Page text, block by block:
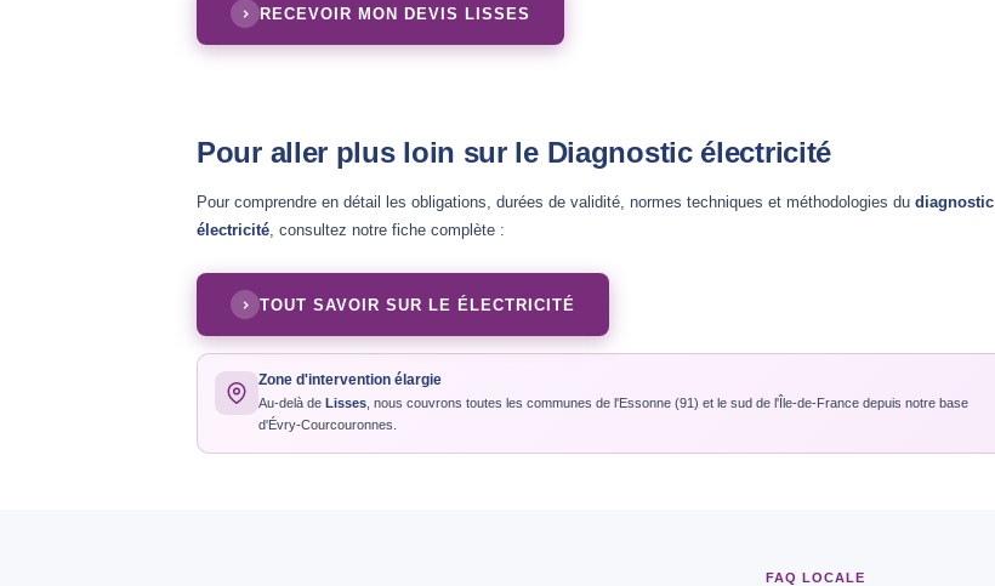
RECEVOIR MON DEVIS LISSES
Pour aller plus loin sur le Diagnostic électricité
Pour comprendre en détail les obligations, durées de validité, normes techniques et méthodologies du diagnostic
électricité, consultez notre fiche complète :
TOUT SAVOIR SUR LE ÉLECTRICITÉ
Zone d'intervention élargie
Au-delà de Lisses , nous couvrons toutes les communes de l'Essonne (91) et le sud de l'Île-de-France depuis notre base
d'Évry-Courcouronnes.
FAQ LOCALE